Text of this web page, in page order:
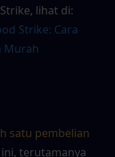
lihat di:
Strike: Cara
Murah
satu pembelian
terutamanya